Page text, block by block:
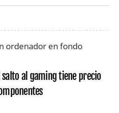
al gaming tiene precio